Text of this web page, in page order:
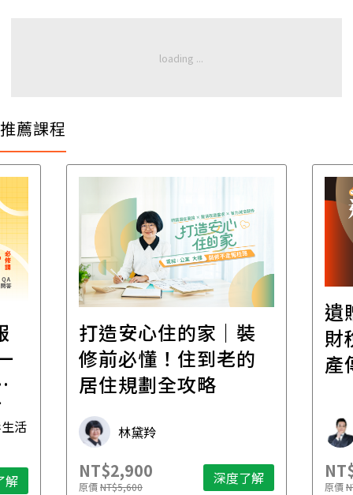
推薦課程
活
解
打造安心住的家｜裝
修前必懂！住到老的
居住規劃全攻略
林黛羚
NT$2,900
原價NT$5,600 深度了解
遺
財
產
原價